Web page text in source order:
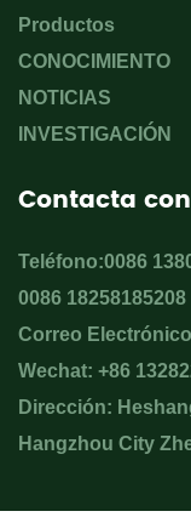
Productos
CONOCIMIENTO
NOTICIAS
INVESTIGACIÓN
Contacta
Teléfono:0086
0086 18258185208
Correo
Wechat: +86
Dirección:
Hangzhou City